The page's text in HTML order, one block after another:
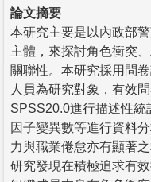
論文摘要
本研究主要是以內政部
主體，來探討角色衝突
關聯性。本研究採用問
人員為研究對象，有效
SPSS20.0進行描述性
因子變異數等進行資料
力與職業倦怠亦有顯著之
研究發現在積極追求有